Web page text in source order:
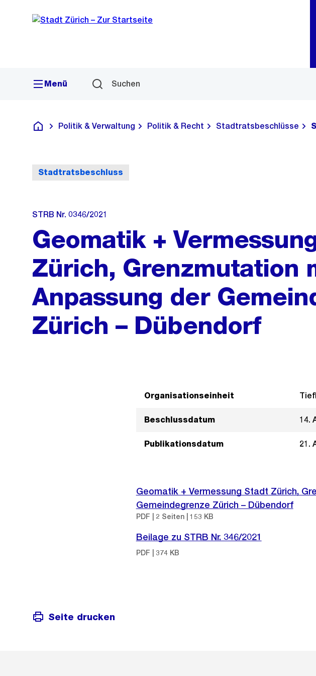
Navigation
Sprunglink
Menü Suchen
Deutsch
Politik & Verwaltung Politik & Recht Stadtratsbeschlüsse
Stadtratsbeschluss
STRB Nr. 0346/2021
Geomatik +
Zürich, Grenzmutation
Anpassung der
Zürich – Dübendorf
Organisationseinheit
Beschlussdatum 14.
Publikationsdatum 21.
Geomatik + Vermessung Stadt Zürich,
Gemeindegrenze Zürich – Dübendorf
PDF | 2 Seiten | 153 KB
Beilage zu STRB Nr. 346/2021
PDF | 374 KB
Seite drucken